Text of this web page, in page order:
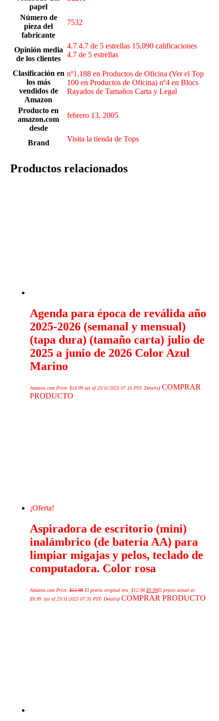
papel
Número de
pieza del
fabricante
‎7532
Opinión media
de los clientes
4.7 4.7 de 5 estrellas 15,090 calificaciones
4.7 de 5 estrellas
Clasificación en
los más
vendidos de
Amazon
nº1,188 en Productos de Oficina (Ver el Top
100 en Productos de Oficina) nº4 en Blocs
Rayados de Tamaños Carta y Legal
Producto en
amazon.com
desde
febrero 13, 2005
Brand Visita la tienda de Tops
Productos relacionados
Agenda para época de reválida año
2025-2026 (semanal y mensual)
(tapa dura) (tamaño carta) julio de
2025 a junio de 2026 Color Azul
Marino
Amazon.com Price:$14.99 (as of 23/11/2025 07:16 PST- Details) COMPRAR
PRODUCTO
¡Oferta!
Aspiradora de escritorio (mini)
inalámbrico (de batería AA) para
limpiar migajas y pelos, teclado de
computadora. Color rosa
Amazon.com Price:$12.98 El precio original era: $12.98.$9.99El precio actual es:
$9.99. (as of 23/11/2025 07:35 PST- Details) COMPRAR PRODUCTO